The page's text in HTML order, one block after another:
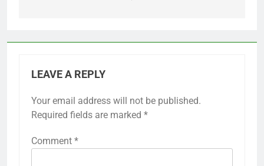
LEAVE A REPLY
Your email address will not be published.
Required fields are marked *
Comment *